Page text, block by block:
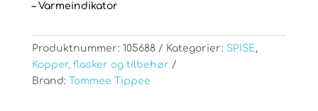
– Varmeindikator
Produktnummer: 105688 Kategorier: SPISE,
Kopper, flasker og tilbehør
Brand: Tommee Tippee